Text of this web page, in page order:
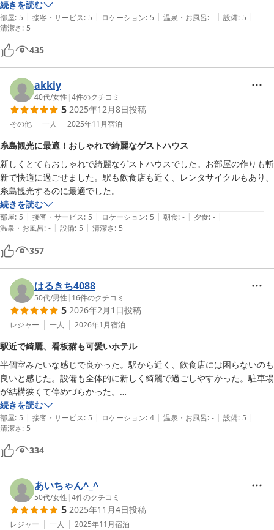
ても親切でした。個人のスペースもそれなりに広く、小さな部屋を２段
ベッドで姉妹分けているような、そういう感じでした。私の場所は窓も
2ヶ所ついていて(壁ビューと道ビューですが)、遮光もしっかり。明る
いと寝れないタイプですがアイマスクは不要でした。
強いて言えば、駅からきて最後の路地が狭く、本当にこの道なのかと自
信を無くすような道です。ただ、真夜中にあるいても治安は良さそうだ
ったので、怖くはありません。
続きを読む
部屋: 5 | 接客・サービス: 5 | ロケーション: 5 | 温泉・お風呂: - | 設備: 5 |
清潔さ: 5
435
akkiy
40代/女性 |4件のクチコミ
5 2025年12月8日投稿
その他 一人 2025年11月宿泊
糸島観光に最適！おしゃれで綺麗なゲストハウス
新しくとてもおしゃれで綺麗なゲストハウスでした。お部屋の作りも斬
新で快適に過ごせました。駅も飲食店も近く、レンタサイクルもあり、
糸島観光するのに最適でした。
続きを読む
部屋: 5 | 接客・サービス: 5 | ロケーション: 5 | 朝食: - | 夕食: - |
温泉・お風呂: - | 設備: 5 | 清潔さ: 5
357
はるきち4088
50代/男性 | 16件のクチコミ
5 2026年2月1日投稿
レジャー 一人 2026年1月宿泊
駅近で綺麗、看板猫も可愛いホテル
半個室みたいな感じで良かった。駅から近く、飲食店には困らないのも
良いと感じた。設備も全体的に新しく綺麗で過ごしやすかった。駐車場
が結構狭くて停めづらかった。
看板猫のらんまるちゃんが可愛かったです。
続きを読む
部屋: 5 | 接客・サービス: 5 | ロケーション: 4 | 温泉・お風呂: - | 設備: 5 |
清潔さ: 5
334
あいちゃん^_^
50代/女性 |4件のクチコミ
5 2025年11月4日投稿
レジャー 一人 2025年11月宿泊